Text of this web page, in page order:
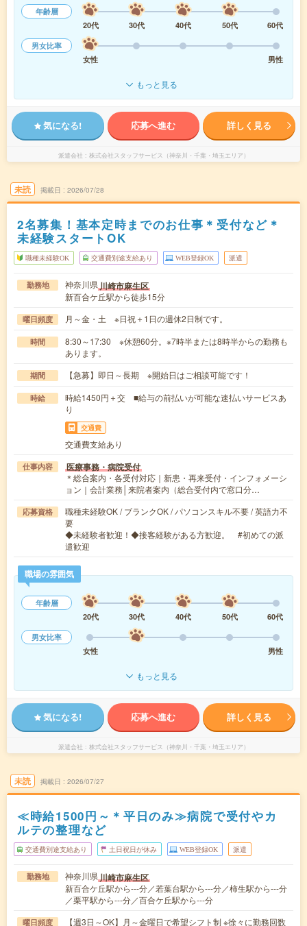
年齢層
20代
30代 40代 50代
60代
男女比率
女性
男性
もっと見る
気になる! 応募へ進む 詳しく見る
派遣会社 株式会社スタッフサービス（神奈川・千葉・埼玉エリア）
未読 掲載日 2026/07/28
2名募集！基本定時までのお仕事＊受付など＊
未経験スタートOK
職種未経験OK 交通費別途支給あり WEB登録OK 派遣
勤務地 神奈川県川崎市麻生区
新百合ケ丘駅から徒歩15分
曜日頻度 月～金・土 ※日祝＋1日の週休2日制です。
時間
8:30～17:30 ※休憩60分。※7時半または8時半からの勤務も
あります。
期間 【急募】即日～長期 ※開始日はご相談可能です！
時給
時給1450円＋交 ■給与の前払いが可能な速払いサービスあ
り
交通費
交通費支給あり
仕事内容 医療事務・病院受付
＊総合案内・各受付対応｜新患・再来受付・インフォメーシ
ョン｜会計業務│来院者案内（総合受付内で窓口分…
応募資格
職種未経験OK / ブランクOK / パソコンスキル不要 / 英語力不
要
◆未経験者歓迎！◆接客経験がある方歓迎。 #初めての派
遣歓迎
職場の雰囲気
年齢層
20代
30代 40代 50代
60代
男女比率
女性
男性
もっと見る
気になる! 応募へ進む 詳しく見る
派遣会社 株式会社スタッフサービス（神奈川・千葉・埼玉エリア）
未読 掲載日 2026/07/27
≪時給1500円～＊平日のみ≫病院で受付やカ
ルテの整理など
交通費別途支給あり 土日祝日が休み WEB登録OK 派遣
勤務地 神奈川県川崎市麻生区
新百合ケ丘駅から---分／若葉台駅から---分／柿生駅から---分
／栗平駅から---分／百合ケ丘駅から---分
曜日頻度
【週3日～OK】月～金曜日で希望シフト制 ※徐々に勤務回数